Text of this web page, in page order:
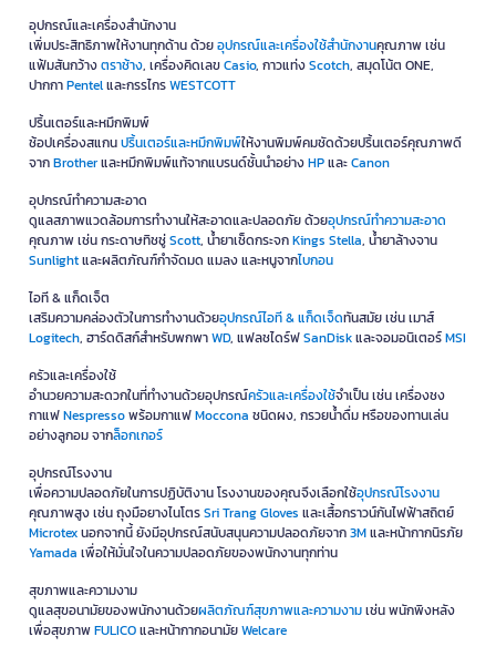
อุปกรณ์และเครื่องสำนักงาน
เพิ่มประสิทธิภาพให้งานทุกด้าน ด้วยอุปกรณ์และเครื่องใช้สำนักงานคุณภาพ เช่น
แฟ้มสันกว้างตราช้าง, เครื่องคิดเลขCasio, กาวแท่งScotch, สมุดโน้ต ONE,
ปากกาPentelและกรรไกรWESTCOTT
ปริ้นเตอร์และหมึกพิมพ์
ช้อปเครื่องสแกนปริ้นเตอร์และหมึกพิมพ์ให้งานพิมพ์คมชัดด้วยปริ้นเตอร์คุณภาพดี
จากBrotherและหมึกพิมพ์แท้จากแบรนด์ชั้นนำอย่างHPและCanon
อุปกรณ์ทำความสะอาด
ดูแลสภาพแวดล้อมการทำงานให้สะอาดและปลอดภัย ด้วยอุปกรณ์ทำความสะอาด
คุณภาพ เช่น กระดาษทิชชู่Scott, น้ำยาเช็ดกระจกKings Stella, น้ำยาล้างจาน
Sunlightและผลิตภัณฑ์กำจัดมด แมลง และหนูจากไบกอน
ไอที & แก็ดเจ็ต
เสริมความคล่องตัวในการทำงานด้วยอุปกรณ์ไอที & แก็ดเจ็ดทันสมัย เช่น เมาส์
Logitech, ฮาร์ดดิสก์สำหรับพกพาWD, แฟลชไดร์ฟSanDiskและจอมอนิเตอร์MSI
ครัวและเครื่องใช้
อำนวยความสะดวกในที่ทำงานด้วยอุปกรณ์ครัวและเครื่องใช้จำเป็น เช่น เครื่องชง
กาแฟNespressoพร้อมกาแฟMoccona ชนิดผง, กรวยน้ำดื่ม หรือของทานเล่น
อย่างลูกอม จากล็อกเกอร์
อุปกรณ์โรงงาน
เพื่อความปลอดภัยในการปฏิบัติงาน โรงงานของคุณจึงเลือกใช้อุปกรณ์โรงงาน
คุณภาพสูง เช่น ถุงมือยางไนโตรSri Trang Gloves และเสื้อกราวน์กันไฟฟ้าสถิตย์
Microtexนอกจากนี้ ยังมีอุปกรณ์สนับสนุนความปลอดภัยจาก3Mและหน้ากากนิรภัย
Yamada เพื่อให้มั่นใจในความปลอดภัยของพนักงานทุกท่าน
สุขภาพและความงาม
ดูแลสุขอนามัยของพนักงานด้วยผลิตภัณฑ์สุขภาพและความงามเช่น พนักพิงหลัง
เพื่อสุขภาพFULICOและหน้ากากอนามัยWelcare